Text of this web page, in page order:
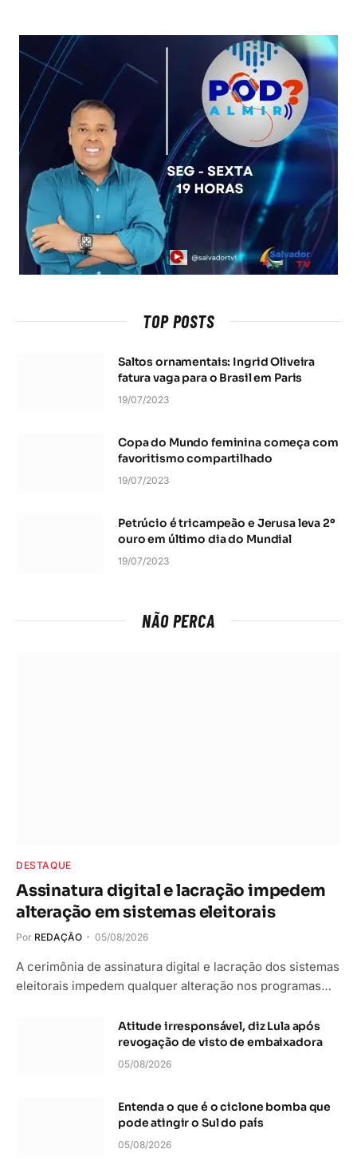
TOP POSTS
Saltos ornamentais: Ingrid Oliveira
fatura vaga para o Brasil em Paris
19/07/2023
Copa do Mundo feminina começa com
favoritismo compartilhado
19/07/2023
Petrúcio é tricampeão e Jerusa leva 2º
ouro em último dia do Mundial
19/07/2023
NÃO PERCA
DESTAQUE
Assinatura digital e lacração impedem
alteração em sistemas eleitorais
Por REDAÇÃO 05/08/2026
A cerimônia de assinatura digital e lacração dos sistemas
eleitorais impedem qualquer alteração nos programas…
Atitude irresponsável, diz Lula após
revogação de visto de embaixadora
05/08/2026
Entenda o que é o ciclone bomba que
pode atingir o Sul do país
05/08/2026